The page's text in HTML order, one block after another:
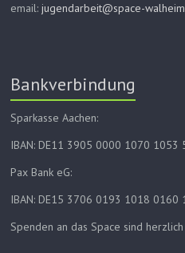
email:jugendarbeit@space-
Bankverbindung
Sparkasse Aachen:
IBAN: DE11 3905 0000 1070 1053
Pax Bank eG:
IBAN: DE15 3706 0193 1018 0160
Spenden an das Space sind